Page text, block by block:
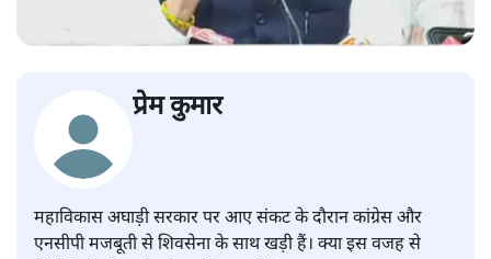
प्रेम कुमार
महाविकास अघाड़ी सरकार पर आए संकट के दौरान कांग्रेस और
एनसीपी मजबूती से शिवसेना के साथ खड़ी हैं। क्या इस वजह से